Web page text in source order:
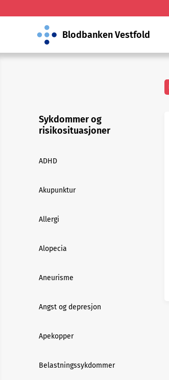
Blodbanken Vestfold
Sykdommer og
risikosituasjoner
ADHD
Akupunktur
Allergi
Alopecia
Aneurisme
Angst og depresjon
Apekopper
Belastningssykdommer